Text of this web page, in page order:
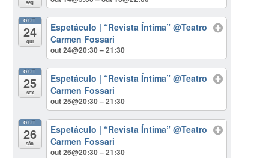
seg
OUT
24
qui
Espetáculo | “Revista Íntima”@Teatro
Carmen Fossari
out 24@20:30 – 21:30
OUT
25
sex
Espetáculo | “Revista Íntima”@Teatro
Carmen Fossari
out 25@20:30 – 21:30
OUT
26
sáb
Espetáculo | “Revista Íntima”@Teatro
Carmen Fossari
out 26@20:30 – 21:30